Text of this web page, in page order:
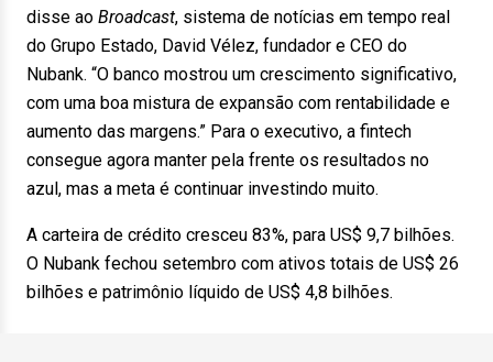
disse ao Broadcast, sistema de notícias em tempo real
do Grupo Estado, David Vélez, fundador e CEO do
Nubank. “O banco mostrou um crescimento significativo,
com uma boa mistura de expansão com rentabilidade e
aumento das margens.” Para o executivo, a fintech
consegue agora manter pela frente os resultados no
azul, mas a meta é continuar investindo muito.
A carteira de crédito cresceu 83%, para US$ 9,7 bilhões.
O Nubank fechou setembro com ativos totais de US$ 26
bilhões e patrimônio líquido de US$ 4,8 bilhões.